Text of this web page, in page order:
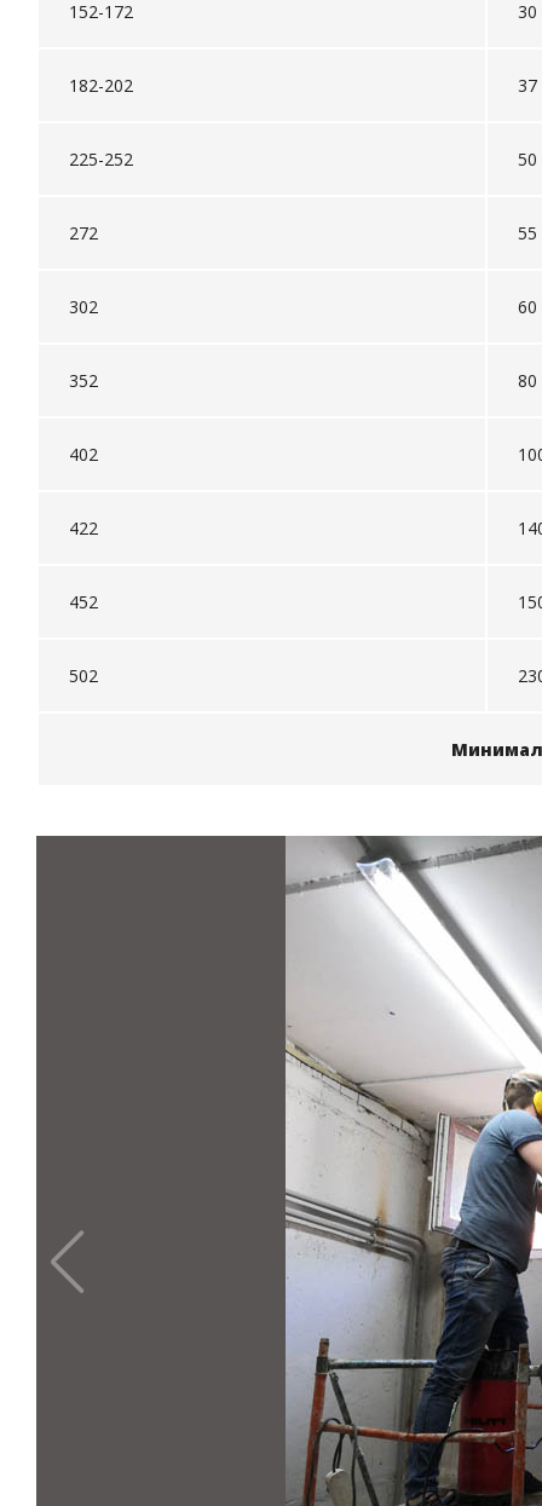
152-172 30
182-202 37
225-252 50
272 55
302 60
352 80
402
422
452
502